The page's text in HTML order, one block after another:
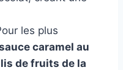
les plus
caramel au
de fruits de la